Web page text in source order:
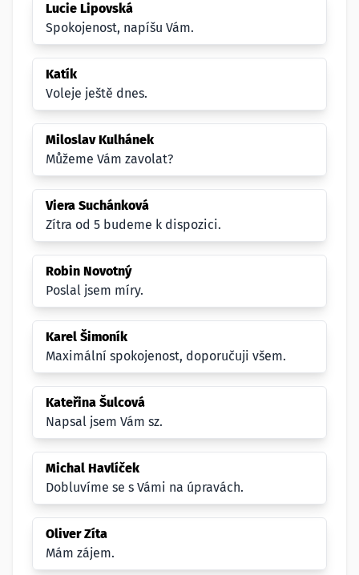
Lucie Lipovská
Spokojenost, napíšu Vám.
Katík
Voleje ještě dnes.
Miloslav Kulhánek
Můžeme Vám zavolat?
Viera Suchánková
Zítra od 5 budeme k dispozici.
Robin Novotný
Poslal jsem míry.
Karel Šimoník
Maximální spokojenost, doporučuji všem.
Kateřina Šulcová
Napsal jsem Vám sz.
Michal Havlíček
Dobluvíme se s Vámi na úpravách.
Oliver Zíta
Mám zájem.